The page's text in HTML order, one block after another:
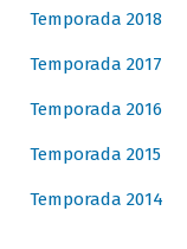
Temporada 2018
Temporada 2017
Temporada 2016
Temporada 2015
Temporada 2014